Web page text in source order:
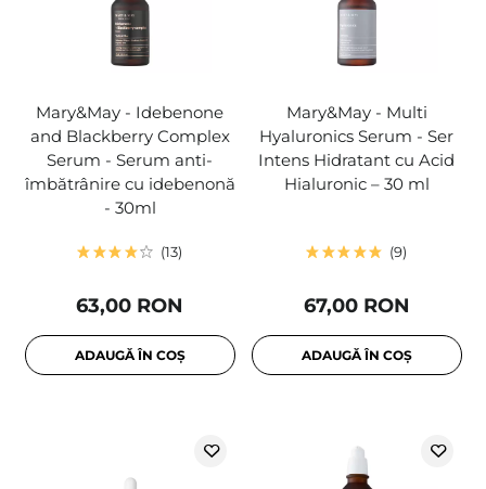
Mary&May - Idebenone
and Blackberry Complex
Serum - Serum anti-
îmbătrânire cu idebenonă
- 30ml
13
63,00 RON
ADAUGĂ ÎN COȘ
Mary&May - Multi
Hyaluronics Serum - Ser
Intens Hidratant cu Acid
Hialuronic – 30 ml
9
67,00 RON
ADAUGĂ ÎN COȘ